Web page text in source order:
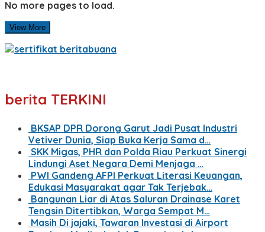
No more pages to load.
View More
berita TERKINI
BKSAP DPR Dorong Garut Jadi Pusat Industri
Vetiver Dunia, Siap Buka Kerja Sama d…
SKK Migas, PHR dan Polda Riau Perkuat Sinergi
Lindungi Aset Negara Demi Menjaga …
PWI Gandeng AFPI Perkuat Literasi Keuangan,
Edukasi Masyarakat agar Tak Terjebak…
Bangunan Liar di Atas Saluran Drainase Karet
Tengsin Ditertibkan, Warga Sempat M…
Masih Di jajaki, Tawaran Investasi di Airport